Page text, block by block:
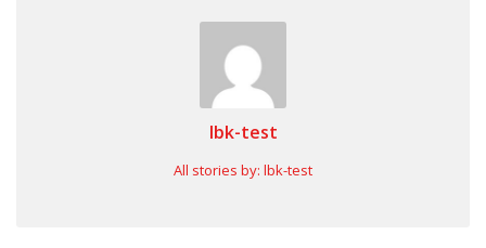
lbk-test
All stories by: lbk-test